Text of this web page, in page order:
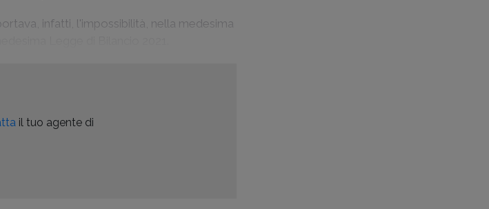
infatti, l'impossibilità, nella medesima
il tuo agente di